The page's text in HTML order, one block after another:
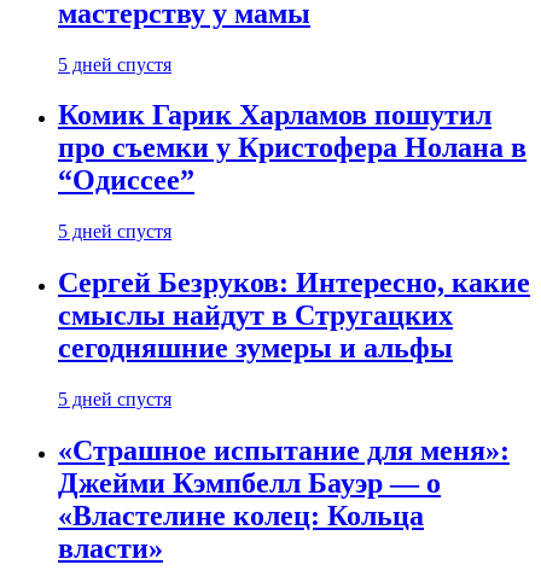
мастерству у мамы
5 дней спустя
Комик Гарик Харламов пошутил
про съемки у Кристофера Нолана в
“Одиссее”
5 дней спустя
Сергей Безруков: Интересно, какие
смыслы найдут в Стругацких
сегодняшние зумеры и альфы
5 дней спустя
«Страшное испытание для меня»:
Джейми Кэмпбелл Бауэр — о
«Властелине колец: Кольца
власти»